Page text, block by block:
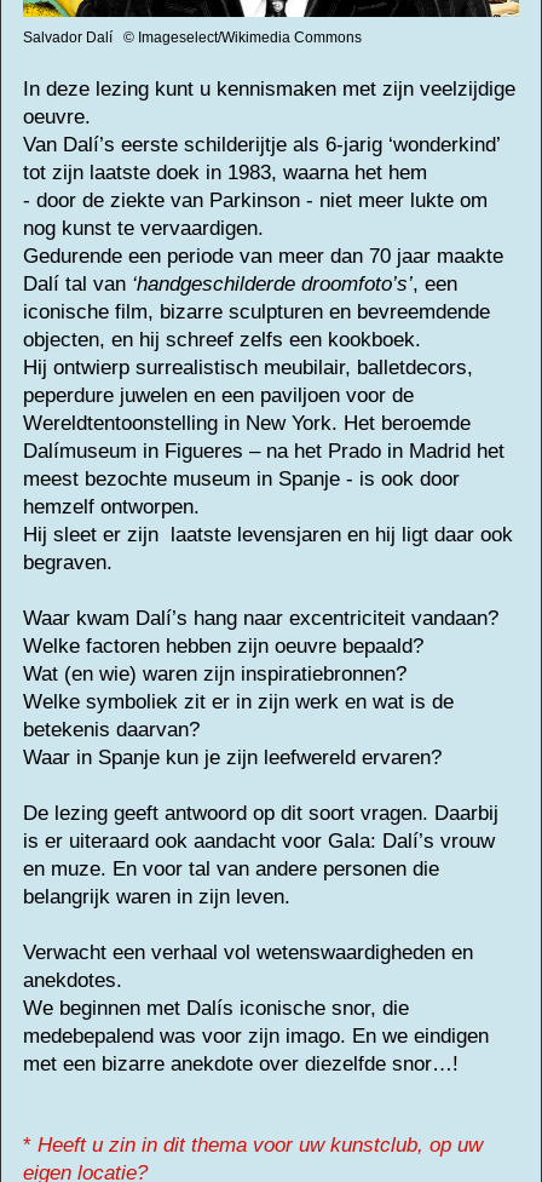
Salvador Dalí © Imageselect/Wikimedia Commons
In deze lezing kunt u kennismaken met zijn veelzijdige
oeuvre.
Van Dalí’s eerste schilderijtje als 6-jarig ‘wonderkind’
tot zijn laatste doek in 1983, waarna het hem
- door de ziekte van Parkinson - niet meer lukte om
nog kunst te vervaardigen.
Gedurende een periode van meer dan 70 jaar maakte
Dalí tal van ‘handgeschilderde droomfoto’s’, een
iconische film, bizarre sculpturen en bevreemdende
objecten, en hij schreef zelfs een kookboek.
Hij ontwierp surrealistisch meubilair, balletdecors,
peperdure juwelen en een paviljoen voor de
Wereldtentoonstelling in New York. Het beroemde
Dalímuseum in Figueres – na het Prado in Madrid het
meest bezochte museum in Spanje - is ook door
hemzelf ontworpen.
Hij sleet er zijn laatste levensjaren en hij ligt daar ook
begraven.
Waar kwam Dalí’s hang naar excentriciteit vandaan?
Welke factoren hebben zijn oeuvre bepaald?
Wat (en wie) waren zijn inspiratiebronnen?
Welke symboliek zit er in zijn werk en wat is de
betekenis daarvan?
Waar in Spanje kun je zijn leefwereld ervaren?
De lezing geeft antwoord op dit soort vragen. Daarbij
is er uiteraard ook aandacht voor Gala: Dalí’s vrouw
en muze. En voor tal van andere personen die
belangrijk waren in zijn leven.
Verwacht een verhaal vol wetenswaardigheden en
anekdotes.
We beginnen met Dalís iconische snor, die
medebepalend was voor zijn imago. En we eindigen
met een bizarre anekdote over diezelfde snor…!
* Heeft u zin in dit thema voor uw kunstclub, op uw
eigen locatie?